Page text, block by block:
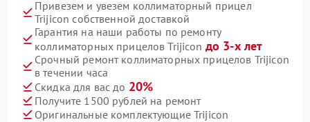
Привезем и увезем коллиматорный прицел
Trijicon собственной доставкой
Гарантия на наши работы по ремонту
коллиматорных прицелов Trijicon до 3-х лет
Срочный ремонт коллиматорных прицелов Trijicon
в течении часа
Скидка для вас до 20%
Получите 1500 рублей на ремонт
Оригинальные комплектующие Trijicon